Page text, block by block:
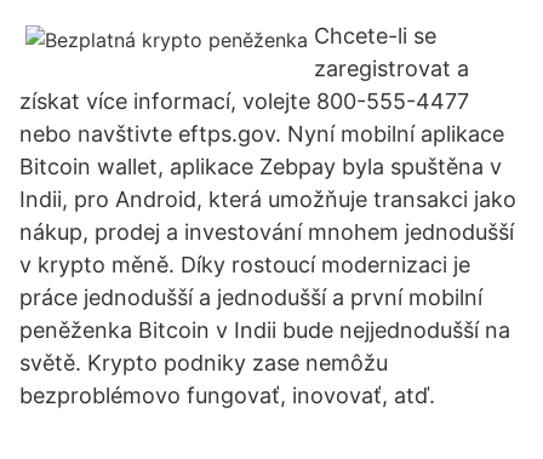
Chcete-li se
zaregistrovat a
získat více informací, volejte 800-555-4477
nebo navštivte eftps.gov. Nyní mobilní aplikace
Bitcoin wallet, aplikace Zebpay byla spuštěna v
Indii, pro Android, která umožňuje transakci jako
nákup, prodej a investování mnohem jednodušší
v krypto měně. Díky rostoucí modernizaci je
práce jednodušší a jednodušší a první mobilní
peněženka Bitcoin v Indii bude nejjednodušší na
světě. Krypto podniky zase nemôžu
bezproblémovo fungovať, inovovať, atď.